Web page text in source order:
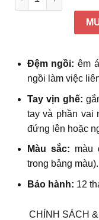
Đệm ngồi: êm
ngồi làm việc
Tay vịn ghế:
tay và phần vai
đứng lên hoặc
Màu sắc: màu
trong bảng màu).
Bảo hành: 12
CHÍNH SÁCH